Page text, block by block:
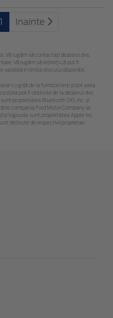
1 Inainte
Vă rugăm să contactaţi dealerul dvs.
Vă rugăm să rețineți că pot fi
valabilă în limita stocului disponibil.
cu grijă de la furnizori terți și pot avea
pot fi obținute de la dealerul dvs.
proprietatea Bluetooth SIG, Inc. și
compania Ford Motor Company se
și logourile sunt proprietatea Apple Inc.
deținute de respectivii proprietari